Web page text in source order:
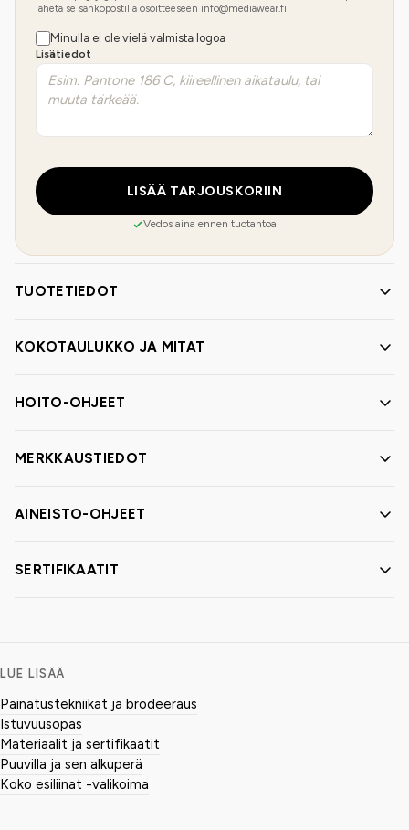
lähetä se sähköpostilla osoitteeseen info@mediawear.fi
Minulla ei ole vielä valmista logoa
Lisätiedot
LISÄÄ TARJOUSKORIIN
Vedos aina ennen tuotantoa
TUOTETIEDOT
KOKOTAULUKKO JA MITAT
HOITO-OHJEET
MERKKAUSTIEDOT
AINEISTO-OHJEET
SERTIFIKAATIT
LUE LISÄÄ
Painatustekniikat ja brodeeraus
Istuvuusopas
Materiaalit ja sertifikaatit
Puuvilla ja sen alkuperä
Koko esiliinat -valikoima